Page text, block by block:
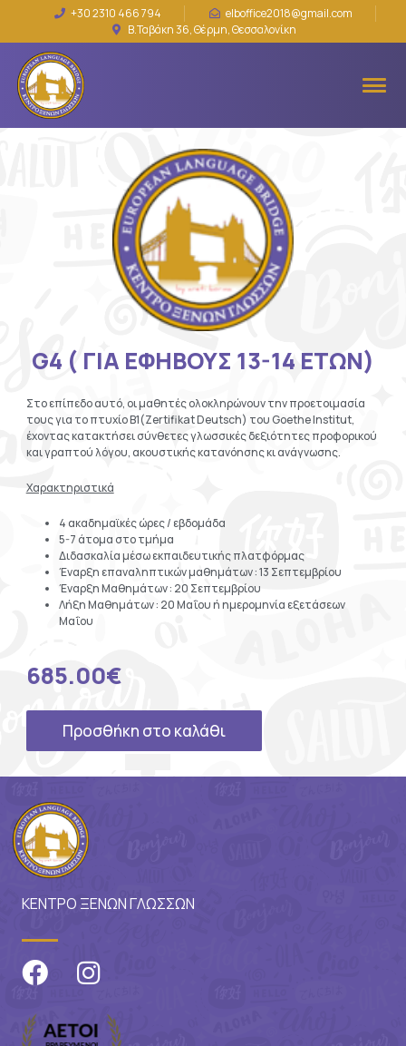
+30 2310 466 794
elboffice2018@gmail.com
Β.Ταβάκη 36, Θέρμη, Θεσσαλονίκη
G4 ( ΓΙΑ ΕΦΗΒΟΥΣ 13-14 ΕΤΩΝ)
Στο επίπεδο αυτό, οι μαθητές ολοκληρώνουν την προετοιμασία
τους για το πτυχίο Β1(Zertifikat Deutsch) του Goethe Institut,
έχοντας κατακτήσει σύνθετες γλωσσικές δεξιότητες προφορικού
και γραπτού λόγου, ακουστικής κατανόησης κι ανάγνωσης.
Χαρακτηριστικά
4 ακαδημαϊκές ώρες / εβδομάδα
5-7 άτομα στο τμήμα
Διδασκαλία μέσω εκπαιδευτικής πλατφόρμας
Έναρξη επαναληπτικών μαθημάτων : 13 Σεπτεμβρίου
Έναρξη Μαθημάτων : 20 Σεπτεμβρίου
Λήξη Μαθημάτων : 20 Μαΐου ή ημερομηνία εξετάσεων
Μαΐου
685.00€
Προσθήκη στο καλάθι
ΚΕΝΤΡΟ ΞΕΝΩΝ ΓΛΩΣΣΩΝ